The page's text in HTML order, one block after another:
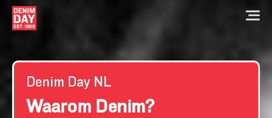
Home
Kernmissie
Denim Day NL
Waarom Denim?